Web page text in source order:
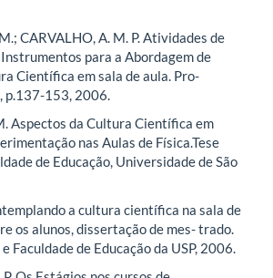
CARVALHO, A. M. P. Atividades de
para a Abordagem de
Científica em sala de aula. Pro-
p.137-153, 2006.
Aspectos da Cultura Científica em
nas Aulas de Física.Tese
de Educação, Universidade de São
a cultura científica na sala de
os alunos, dissertação de mes- trado.
Faculdade de Educação da USP, 2006.